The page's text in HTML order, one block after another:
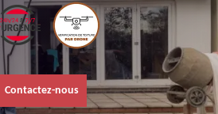
Contactez-nous